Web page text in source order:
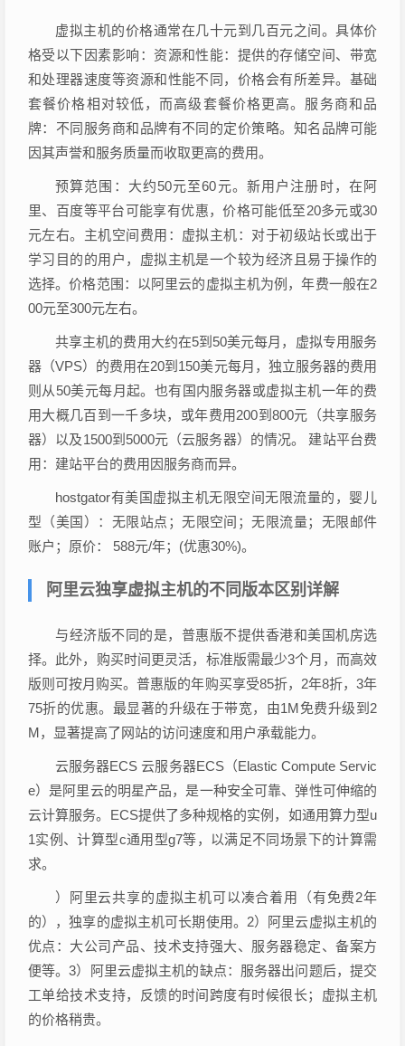
虚拟主机的价格通常在几十元到几百元之间。具体价
格受以下因素影响：资源和性能：提供的存储空间、带宽
和处理器速度等资源和性能不同，价格会有所差异。基础
套餐价格相对较低，而高级套餐价格更高。服务商和品
牌：不同服务商和品牌有不同的定价策略。知名品牌可能
因其声誉和服务质量而收取更高的费用。
预算范围：大约50元至60元。新用户注册时，在阿
里、百度等平台可能享有优惠，价格可能低至20多元或30
元左右。主机空间费用：虚拟主机：对于初级站长或出于
学习目的的用户，虚拟主机是一个较为经济且易于操作的
选择。价格范围：以阿里云的虚拟主机为例，年费一般在2
00元至300元左右。
共享主机的费用大约在5到50美元每月，虚拟专用服务
器（VPS）的费用在20到150美元每月，独立服务器的费用
则从50美元每月起。也有国内服务器或虚拟主机一年的费
用大概几百到一千多块，或年费用200到800元（共享服务
器）以及1500到5000元（云服务器）的情况。 建站平台费
用：建站平台的费用因服务商而异。
hostgator有美国虚拟主机无限空间无限流量的，婴儿
型（美国）：无限站点；无限空间；无限流量；无限邮件
账户；原价： 588元/年；(优惠30%)。
阿里云独享虚拟主机的不同版本区别详解
与经济版不同的是，普惠版不提供香港和美国机房选
择。此外，购买时间更灵活，标准版需最少3个月，而高效
版则可按月购买。普惠版的年购买享受85折，2年8折，3年
75折的优惠。最显著的升级在于带宽，由1M免费升级到2
M，显著提高了网站的访问速度和用户承载能力。
云服务器ECS 云服务器ECS（Elastic Compute Servic
e）是阿里云的明星产品，是一种安全可靠、弹性可伸缩的
云计算服务。ECS提供了多种规格的实例，如通用算力型u
1实例、计算型c通用型g7等，以满足不同场景下的计算需
求。
）阿里云共享的虚拟主机可以凑合着用（有免费2年
的），独享的虚拟主机可长期使用。2）阿里云虚拟主机的
优点：大公司产品、技术支持强大、服务器稳定、备案方
便等。3）阿里云虚拟主机的缺点：服务器出问题后，提交
工单给技术支持，反馈的时间跨度有时候很长；虚拟主机
的价格稍贵。